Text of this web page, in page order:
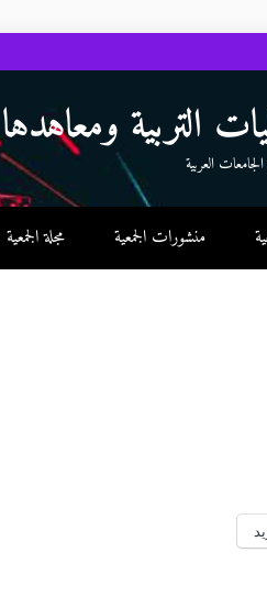
التربية ومعاهدها
العربية
منشورات الجمعية مجلة الجمعية